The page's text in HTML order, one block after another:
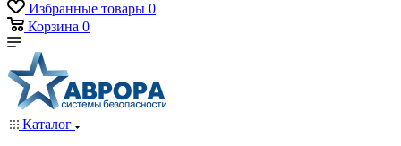
Избранные товары 0
Корзина 0
Каталог